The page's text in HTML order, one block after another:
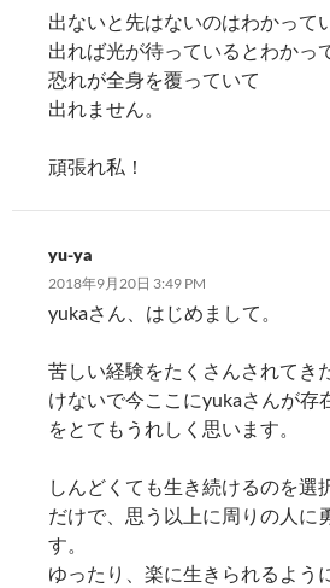
出ないと先はないのはわかって
出れば光が待っているとわかっ
恐れが全身を覆っていて
出れません。
頑張れ私！
yu-ya
2018年9月20日 3:49 PM
yukaさん、はじめまして。
苦しい経験をたくさんされてき
けないで今ここにyukaさんが存
をとてもうれしく思います。
しんどくても生き続けるのを選
だけで、思う以上に周りの人に
す。
ゆったり、楽に生きられるよう